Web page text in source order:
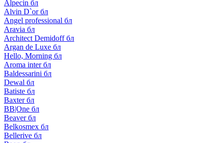
Alpecin бл
Alvin D`or бл
Angel professional бл
Aravia бл
Architect Demidoff бл
Argan de Luxe бл
Hello, Morning бл
Aroma inter бл
Baldessarini бл
Dewal бл
Batiste бл
Baxter бл
BB|One бл
Beaver бл
Belkosmex бл
Bellerive бл